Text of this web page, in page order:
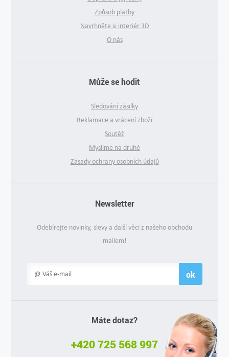
Způsob platby
Navrhněte si interiér 3D
O nás
Může se hodit
Sledování zásilky
Reklamace a vrácení zboží
Soutěž
Myslíme na druhé
Zásady ochrany osobních údajů
Newsletter
Odebírejte novinky, slevy a další věci z našeho obchodu
mailem!
ok
Máte dotaz?
+420 725 568 997